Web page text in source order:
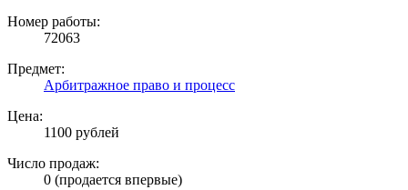
Номер работы:
72063
Предмет:
Арбитражное право и процесс
Цена:
1100 рублей
Число продаж:
0 (продается впервые)